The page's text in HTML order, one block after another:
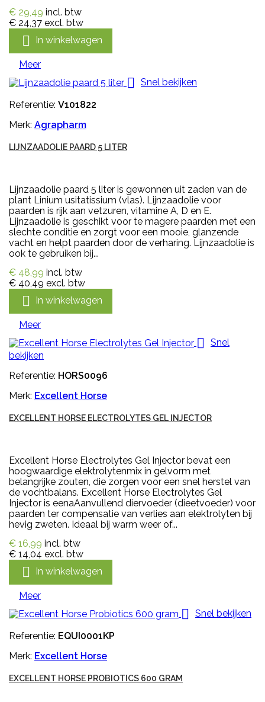
€ 29,49 incl. btw
€ 24,37 excl. btw
 In winkelwagen
Meer

Snel bekijken
Referentie: V101822
Merk: Agrapharm
LIJNZAADOLIE PAARD 5 LITER
Lijnzaadolie paard 5 liter is gewonnen uit zaden van de
plant Linium usitatissium (vlas). Lijnzaadolie voor
paarden is rijk aan vetzuren, vitamine A, D en E.
Lijnzaadolie is geschikt voor te magere paarden met een
slechte conditie en zorgt voor een mooie, glanzende
vacht en helpt paarden door de verharing. Lijnzaadolie is
ook te gebruiken bij...
€ 48,99 incl. btw
€ 40,49 excl. btw
 In winkelwagen
Meer

Snel
bekijken
Referentie: HORS0096
Merk: Excellent Horse
EXCELLENT HORSE ELECTROLYTES GEL INJECTOR
Excellent Horse Electrolytes Gel Injector bevat een
hoogwaardige elektrolytenmix in gelvorm met
belangrijke zouten, die zorgen voor een snel herstel van
de vochtbalans. Excellent Horse Electrolytes Gel
Injector is eenaAanvullend diervoeder (dieetvoeder) voor
paarden ter compensatie van verlies aan elektrolyten bij
hevig zweten. Ideaal bij warm weer of...
€ 16,99 incl. btw
€ 14,04 excl. btw
 In winkelwagen
Meer

Snel bekijken
Referentie: EQUI0001KP
Merk: Excellent Horse
EXCELLENT HORSE PROBIOTICS 600 GRAM